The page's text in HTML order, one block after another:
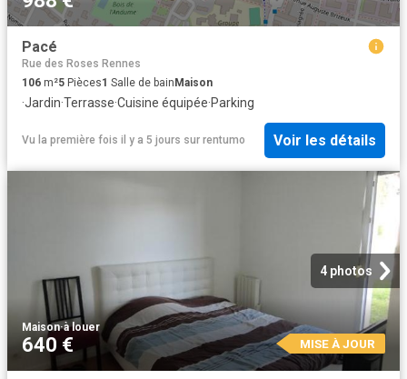
Pacé
Rue des Roses Rennes
106 m²5 Pièces1 Salle de bain Maison
·Jardin·Terrasse·Cuisine équipée·Parking
Vu la première fois il y a 5 jours sur rentumo Voir les détails
4 photos
Maison·à louer
640 € MISE À JOUR